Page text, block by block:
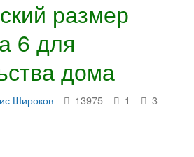
размер
6 для
дома
Широков 13975 1 3